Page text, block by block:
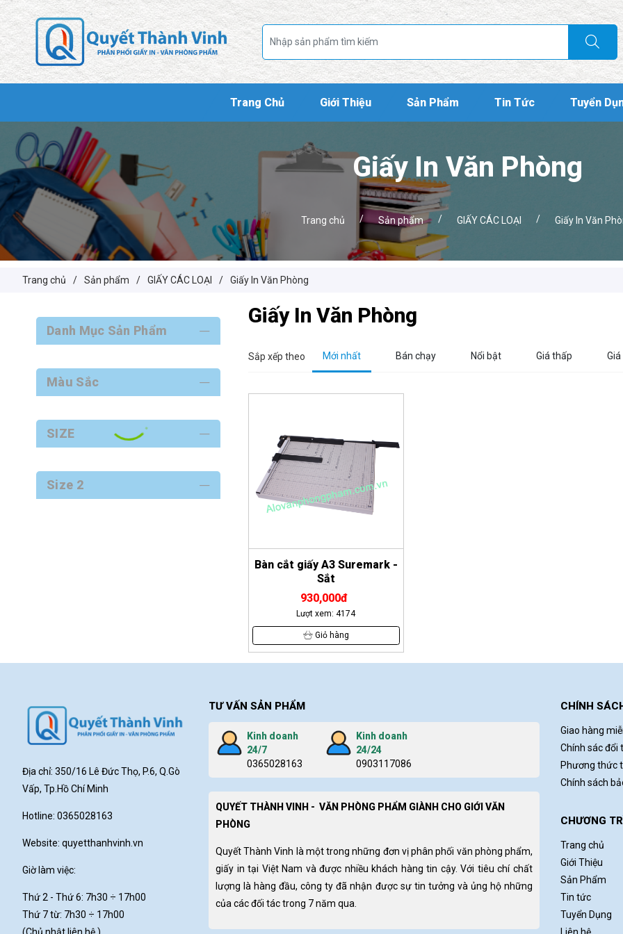
Trang Chủ Giới Thiệu Sản Phẩm Tin Tức Tuyển
Giấy In Văn Phòng
Trang chủ / Sản phẩm / GIẤY CÁC LOẠI / Giấy In Văn
Trang chủ / Sản phẩm / GIẤY CÁC LOẠI / Giấy In Văn Phòng
Giấy In Văn Phòng
Sắp xếp theo Mới nhất Bán chạy Nổi bật Giá thấp
Bàn cắt giấy A3 Suremark -
Sắt
930,000đ
Lượt xem: 4174
Giỏ hàng
Danh Mục Sản Phẩm
Màu Sắc
SIZE
Size 2
Địa chỉ: 350/16 Lê Đức Thọ, P.6, Q.Gò
Vấp, Tp.Hồ Chí Minh
Hotline: 0365028163
Website: quyetthanhvinh.vn
Giờ làm việc:
Thứ 2 - Thứ 6: 7h30 ÷ 17h00
Thứ 7 từ: 7h30 ÷ 17h00
TƯ VẤN SẢN PHẨM
Kinh doanh
24/7
0365028163
Kinh doanh
24/24
0903117086
QUYẾT THÀNH VINH - VĂN PHÒNG PHẨM GIÀNH CHO GIỚI VĂN
PHÒNG
Quyết Thành Vinh là một trong những đơn vị phân phối văn phòng phẩm,
giấy in tại Việt Nam và được nhiều khách hàng tin cậy. Với tiêu chí chất
lượng là hàng đầu, công ty đã nhận được sự tin tưởng và ủng hộ những
của các đối tác trong 7 năm qua.
CHÍNH
Giao hàng
Chính sác đổi
Phương thức
Chính sách
CHƯƠNG
Trang chủ
Giới Thiệu
Sản Phẩm
Tin tức
Tuyển Dụng
Liên hệ